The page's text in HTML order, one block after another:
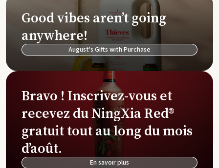
Good vibes aren’t going
anywhere!
August's Gifts with Purchase
Bravo ! Inscrivez-vous et
recevez du NingXia Red®
gratuit tout au long du mois
d’août.
En savoir plus